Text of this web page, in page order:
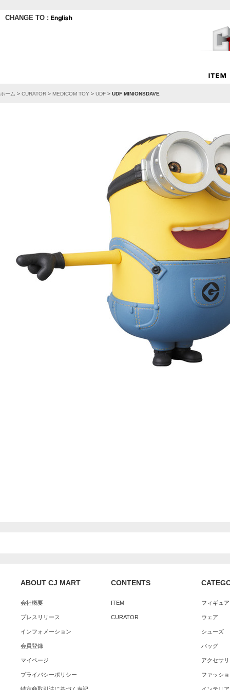
CHANGE TO :
ホーム > CURATOR > MEDICOM TOY > UDF > UDF MINIONSDAVE
ABOUT CJ MART
会社概要
プレスリリース
インフォメーション
会員登録
マイページ
プライバシーポリシー
CONTENTS
ITEM
CURATOR
フィギュ
ウェア
シューズ
バッグ
アクセサ
ファッシ